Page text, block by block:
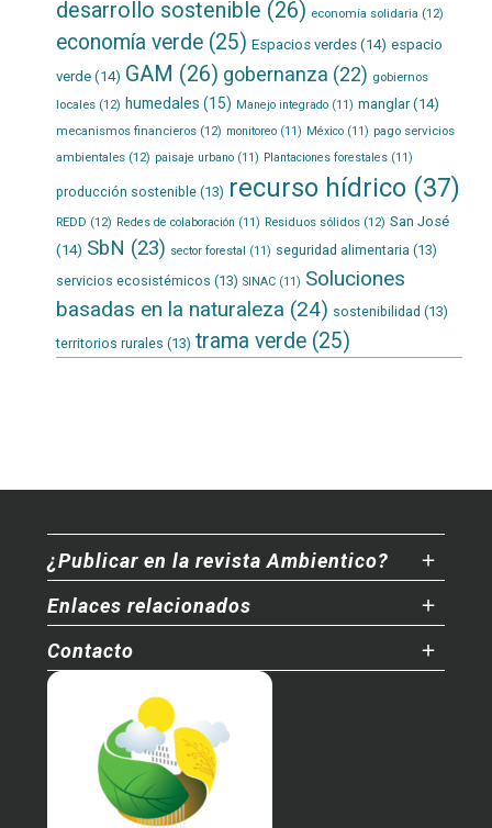
desarrollo sostenible (26) economía solidaria (12)
economía verde(25) Espacios verdes(14) espacio
verde(14) GAM (26) gobernanza (22) gobiernos
locales(12) humedales (15) Manejo integrado(11) manglar(14)
mecanismos financieros(12) monitoreo(11) México(11) pago servicios
ambientales(12) paisaje urbano(11) Plantaciones forestales(11)
producción sostenible(13) recurso hídrico(37)
REDD (12) Redes de colaboración (11) Residuos sólidos(12) San José
(14) SbN (23) sector forestal (11) seguridad alimentaria (13)
servicios ecosistémicos (13) SINAC(11) Soluciones
basadas en la naturaleza (24) sostenibilidad (13)
territorios rurales (13) trama verde(25)
¿Publicar en la revista Ambientico?
Enlaces relacionados
Contacto